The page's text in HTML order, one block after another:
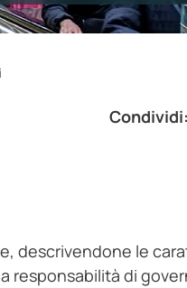
Condividi:
descrivendone le
responsabilità di